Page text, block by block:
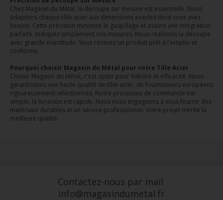
Chez Magasin du Métal, la découpe sur mesure est essentielle. Nous
adaptons chaque tôle acier aux dimensions exactes dont vous avez
besoin. Cette précision minimise le gaspillage et assure une intégration
parfaite. Indiquez simplement vos mesures. Nous réalisons la découpe
avec grande exactitude. Vous recevez un produit prêt à l'emploi et
conforme.
Pourquoi choisir Magasin du Métal pour votre Tôle Acier
Choisir Magasin du Métal, c'est opter pour fiabilité et efficacité. Nous
garantissons une haute qualité de tôle acier, de fournisseurs européens
rigoureusement sélectionnés. Notre processus de commande est
simple, la livraison est rapide. Nous nous engageons à vous fournir des
matériaux durables et un service professionnel. Votre projet mérite la
meilleure qualité.
Contactez-nous par mail
info@magasindumetal.fr